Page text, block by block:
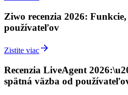
Ziwo recenzia 2026:
používateľov
Zistite viac
Recenzia LiveAgent
spätná väzba od